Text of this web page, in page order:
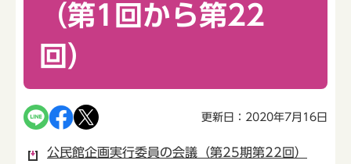
（第1回から第22
回）
更新日：2020年7月16日
公民館企画実行委員の会議（第25期第22回）